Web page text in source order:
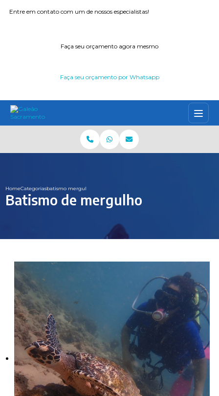
Entre em contato com um de nossos especialistas!
Faça seu orçamento agora mesmo
Faça seu orçamento por Whatsapp
HomeCategoriasbatismo mergulho
Batismo de mergulho